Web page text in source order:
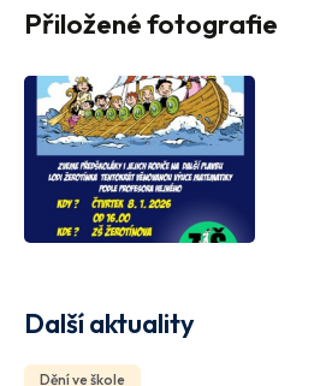
Přiložené fotografie
Další aktuality
Dění ve škole